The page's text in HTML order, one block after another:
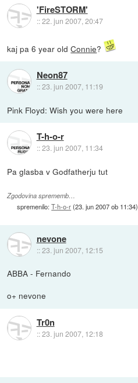
'FireSTORM'
::22. jun 2007, 20:47
kaj pa 6 year oldConnie?
Neon87
::23. jun 2007, 11:19
Pink Floyd: Wish you were here
T-h-o-r
::23. jun 2007, 11:34
Pa glasba v Godfatherju tut
Zgodovina sprememb…
spremenilo:T-h-o-r(23. jun 2007 ob 11:34)
nevone
::23. jun 2007, 12:15
ABBA - Fernando
o+ nevone
Tr0n
::23. jun 2007, 12:18